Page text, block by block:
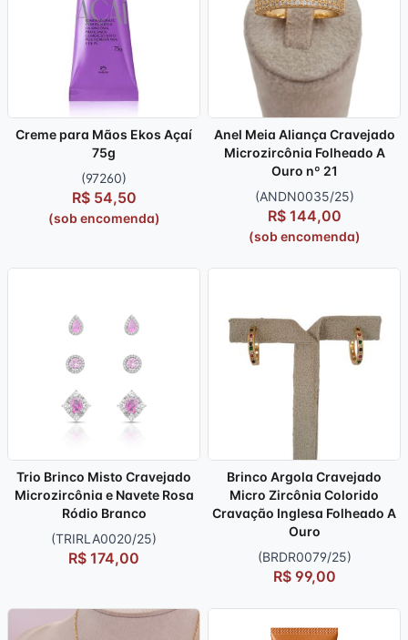
Creme para Mãos Ekos Açaí
75g
(97260)
R$ 54,50
(sob encomenda)
Anel Meia Aliança Cravejado
Microzircônia Folheado A
Ouro nº 21
(ANDN0035/25)
R$ 144,00
(sob encomenda)
Trio Brinco Misto Cravejado
Microzircônia e Navete Rosa
Ródio Branco
(TRIRLA0020/25)
R$ 174,00
Brinco Argola Cravejado
Micro Zircônia Colorido
Cravação Inglesa Folheado A
Ouro
(BRDR0079/25)
R$ 99,00